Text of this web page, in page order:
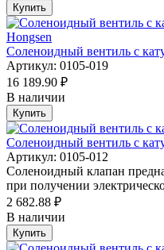
Купить
Соленоидный вентиль с
Артикул: 0105-019
16 189.90 ₽
В наличии
Купить
Соленоидный вентиль с
Артикул: 0105-012
Соленоидный клапан
при получении
2 682.88 ₽
В наличии
Купить